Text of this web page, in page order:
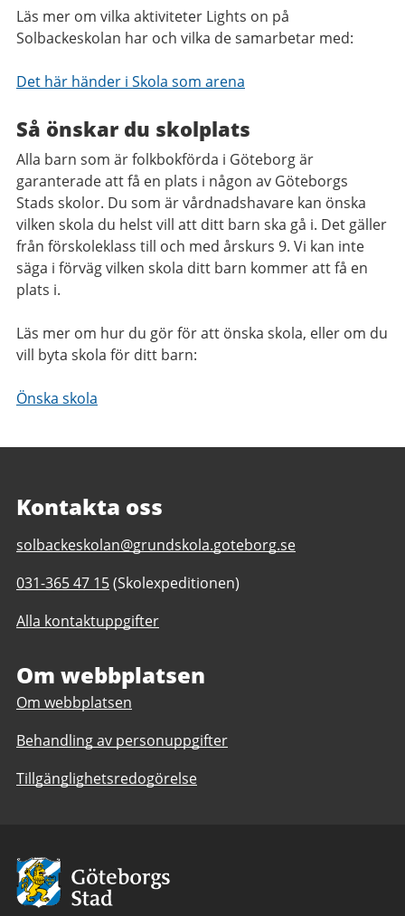
Läs mer om vilka aktiviteter Lights on på
Solbackeskolan har och vilka de samarbetar med:
Det här händer i Skola som arena
Så önskar du skolplats
Alla barn som är folkbokförda i Göteborg är
garanterade att få en plats i någon av Göteborgs
Stads skolor. Du som är vårdnadshavare kan önska
vilken skola du helst vill att ditt barn ska gå i. Det gäller
från förskoleklass till och med årskurs 9. Vi kan inte
säga i förväg vilken skola ditt barn kommer att få en
plats i.
Läs mer om hur du gör för att önska skola, eller om du
vill byta skola för ditt barn:
Önska skola
Kontakta oss
E-
till
Solbackeskolan
F-
anpassad
grundskola
6
solbackeskolan@grundskola.goteborg.se
Telefonnummer
Solbackeskolan
6,
anpassad
grundskola
1-
031-365 47 15(Skolexpeditionen)
Alla kontaktuppgifter
Om webbplatsen
Om webbplatsen
Behandling av personuppgifter
Tillgänglighetsredogörelse
Avsändare:
Göteborgs
Stad